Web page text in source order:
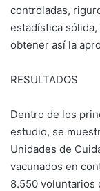
controladas,
estadística
obtener así la
RESULTADOS
Dentro de los
estudio, se
Unidades de
vacunados en
8.550 voluntarios